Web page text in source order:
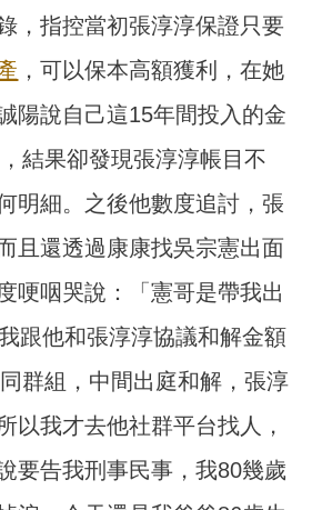
，指控當初張淳淳保證只要
，可以保本高額獲利，在她
陽說自己這15年間投入的金
結果卻發現張淳淳帳目不
明細。之後他數度追討，張
且還透過康康找吳宗憲出面
哽咽哭說：「憲哥是帶我出
跟他和張淳淳協議和解金額
群組，中間出庭和解，張淳
以我才去他社群平台找人，
要告我刑事民事，我80幾歲